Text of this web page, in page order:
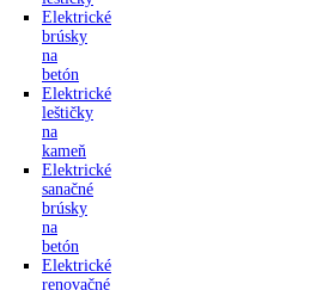
Elektrické
brúsky
na
betón
Elektrické
leštičky
na
kameň
Elektrické
sanačné
brúsky
na
betón
Elektrické
renovačné